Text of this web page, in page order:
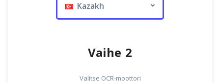
Kazakh
Vaihe 2
Valitse OCR-moottori